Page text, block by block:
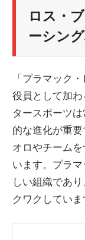
ロス・
ーシン
「プラマック
役員として加
タースポーツ
的な進化が重
オロやチーム
います。プラ
しい組織であ
クワクしていま